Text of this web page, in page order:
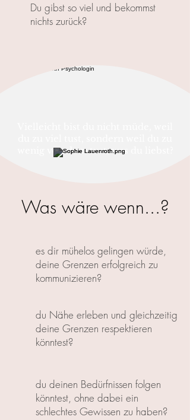
Du gibst so viel und bekommst
nichts zurück?
wenig von dem tust, was du liebst?
Was wäre wenn...?
es dir mühelos gelingen würde,
deine Grenzen erfolgreich zu
kommunizieren?
du Nähe erleben und gleichzeitig
deine Grenzen respektieren
könntest?
du deinen Bedürfnissen folgen
könntest, ohne dabei ein
schlechtes Gewissen zu haben?